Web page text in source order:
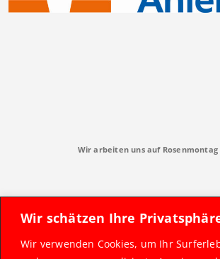
Wir schätzen Ihre
Wir verwenden Cookies, um Ihr
Wir arbeiten uns auf Rosenmontag